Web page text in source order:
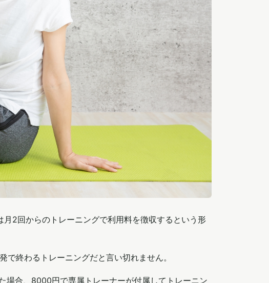
2回からのトレーニングで利用料を徴収するという形
終わるトレーニングだと言い切れません。
場合、8000円で専属トレーナーが付属してトレーニン